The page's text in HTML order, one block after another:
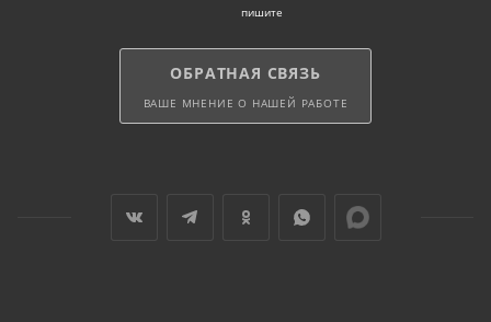
пишите
ОБРАТНАЯ СВЯЗЬ
ВАШЕ МНЕНИЕ О НАШЕЙ РАБОТЕ